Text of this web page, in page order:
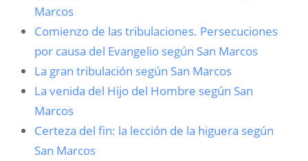
Marcos
Comienzo de las tribulaciones. Persecuciones
por causa del Evangelio según San Marcos
La gran tribulación según San Marcos
La venida del Hijo del Hombre según San
Marcos
Certeza del fin: la lección de la higuera según
San Marcos